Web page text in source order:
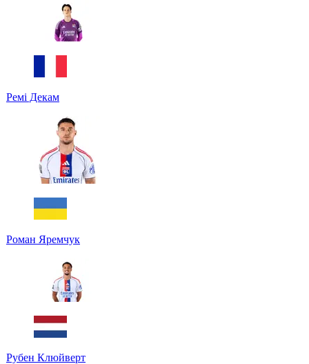
Ремі Декам
Роман Яремчук
Рубен Клюйверт